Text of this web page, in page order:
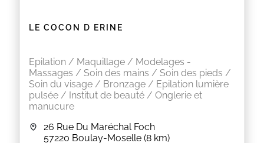
LE COCON D ERINE
Epilation / Maquillage / Modelages -
Massages / Soin des mains / Soin des pieds /
Soin du visage / Bronzage / Epilation lumière
pulsée / Institut de beauté / Onglerie et
manucure
26 Rue Du Maréchal Foch
57220 Boulay-Moselle (8 km)